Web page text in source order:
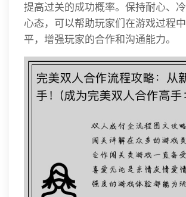
提高过关的成功概率。保持耐心、
心态，可以帮助玩家们在游戏过程
平，增强玩家的合作和沟通能力。